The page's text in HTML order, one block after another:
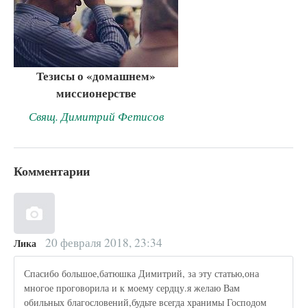
Тезисы о «домашнем»
миссионерстве
Свящ. Димитрий Фетисов
Комментарии
Лика 20 февраля 2018, 23:34
Спасибо большое,батюшка Димитрий, за эту статью,она
многое проговорила и к моему сердцу.я желаю Вам
обильных благословений,будьте всегда хранимы Господом